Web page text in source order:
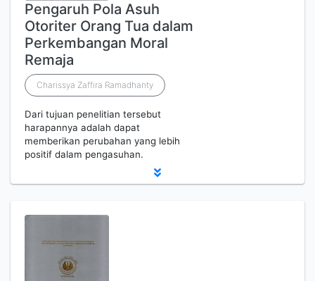
Pengaruh Pola Asuh
Otoriter Orang Tua dalam
Perkembangan Moral
Remaja
Charissya Zaffira Ramadhanty
Dari tujuan penelitian tersebut
harapannya adalah dapat
memberikan perubahan yang lebih
positif dalam pengasuhan.